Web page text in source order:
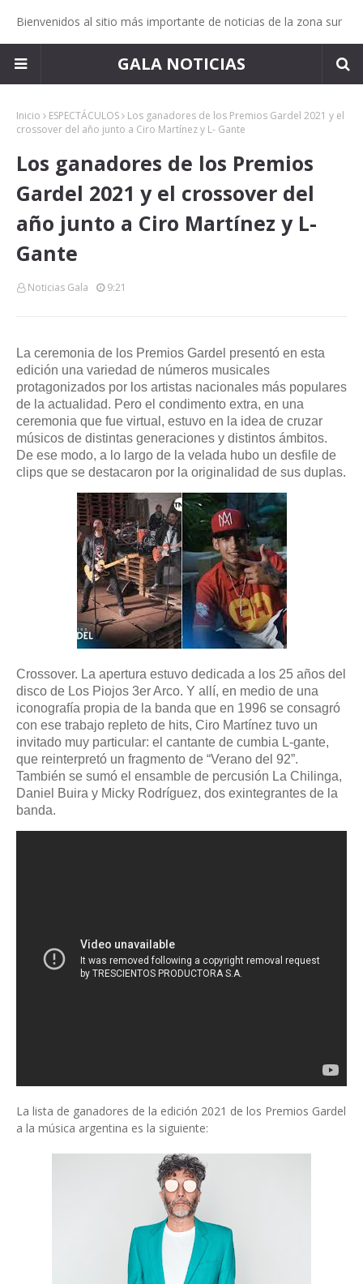
Bienvenidos al sitio más importante de noticias de la zona sur
GALA NOTICIAS
Inicio ESPECTÁCULOS
Los ganadores de los Premios Gardel 2021 y el
crossover del año junto a Ciro Martínez y L- Gante
Los ganadores de los Premios
Gardel 2021 y el crossover del
año junto a Ciro Martínez y L-
Gante
Noticias Gala 9:21
La ceremonia de los Premios Gardel presentó en esta
edición una variedad de números musicales
protagonizados por los artistas nacionales más populares
de la actualidad. Pero el condimento extra, en una
ceremonia que fue virtual, estuvo en la idea de cruzar
músicos de distintas generaciones y distintos ámbitos.
De ese modo, a lo largo de la velada hubo un desfile de
clips que se destacaron por la originalidad de sus duplas.
Crossover. La apertura estuvo dedicada a los 25 años del
disco de Los Piojos 3er Arco. Y allí, en medio de una
iconografía propia de la banda que en 1996 se consagró
con ese trabajo repleto de hits, Ciro Martínez tuvo un
invitado muy particular: el cantante de cumbia L-gante,
que reinterpretó un fragmento de “Verano del 92”.
También se sumó el ensamble de percusión La Chilinga,
Daniel Buira y Micky Rodríguez, dos exintegrantes de la
banda.
La lista de ganadores de la edición 2021 de los Premios Gardel
a la música argentina es la siguiente: